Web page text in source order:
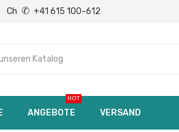
Ch ✆ +41 615 100-612
ANGEBOTE
HOT
VERSAND